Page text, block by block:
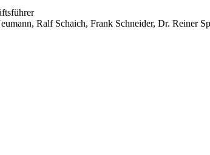
Ralf Schaich, Frank Schneider, Dr. Reiner